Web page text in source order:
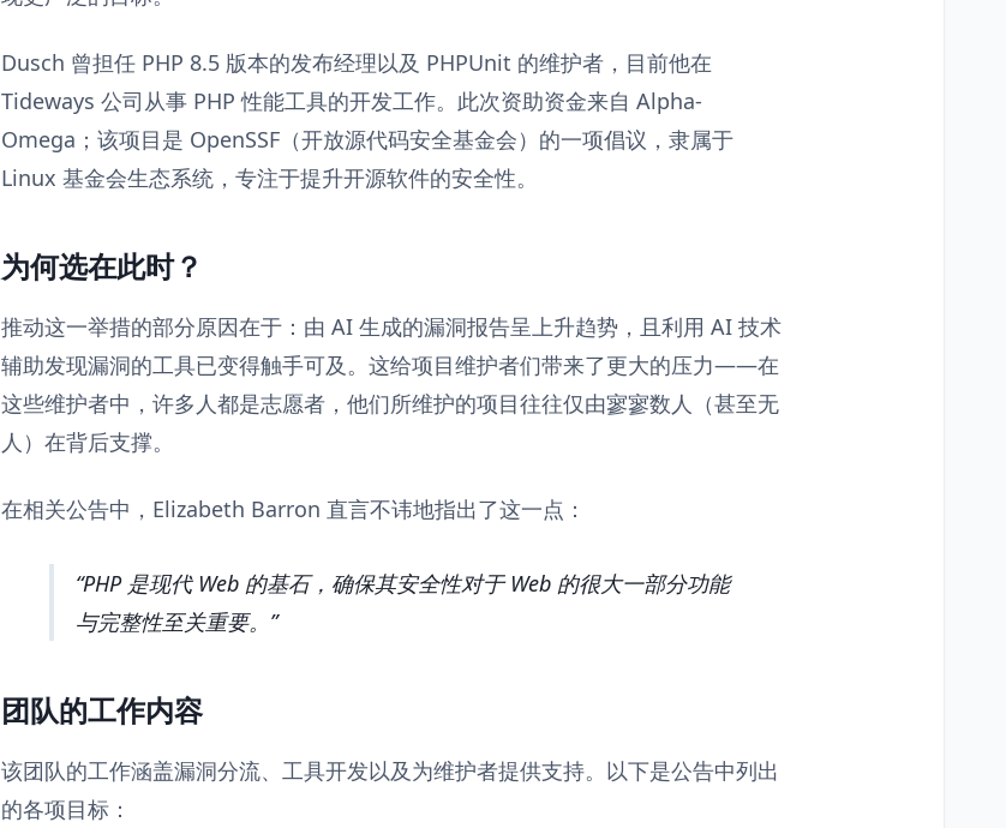
Dusch 曾担任 PHP 8.5 版本的发布经理以及 PHPUnit 的维护者，目前他在
Tideways 公司从事 PHP 性能工具的开发工作。此次资助资金来自 Alpha-
Omega；该项目是 OpenSSF（开放源代码安全基金会）的一项倡议，隶属于
Linux 基金会生态系统，专注于提升开源软件的安全性。
为何选在此时？
推动这一举措的部分原因在于：由 AI 生成的漏洞报告呈上升趋势，且利用 AI 技术
辅助发现漏洞的工具已变得触手可及。这给项目维护者们带来了更大的压力——在
这些维护者中，许多人都是志愿者，他们所维护的项目往往仅由寥寥数人（甚至无
人）在背后支撑。
在相关公告中，Elizabeth Barron 直言不讳地指出了这一点：
PHP 是现代 Web 的基石，确保其安全性对于 Web 的很大一部分功能
与完整性至关重要。
团队的工作内容
该团队的工作涵盖漏洞分流、工具开发以及为维护者提供支持。以下是公告中列出
的各项目标：